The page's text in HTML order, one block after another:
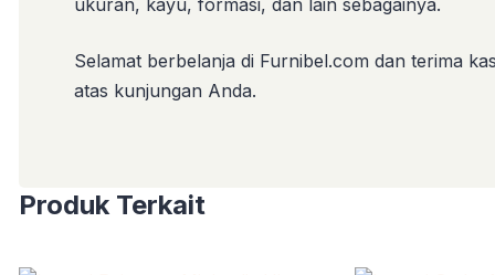
ukuran, kayu, formasi, dan lain sebagainya.
Selamat berbelanja di Furnibel.com dan terima
atas kunjungan Anda.
Produk Terkait